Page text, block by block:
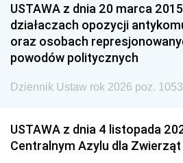
USTAWA z dnia 20 marca
działaczach opozycji
oraz osobach
powodów politycznych
Dziennik Ustaw rok 2026 poz. 1053
USTAWA z dnia 4 listopada
Centralnym Azylu dla Zwierząt